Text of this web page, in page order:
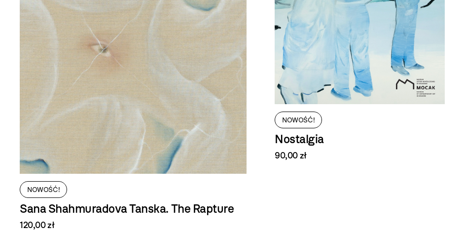
NOWOŚĆ!
Sana Shahmuradova Tanska. The Rapture
120,00 zł
NOWOŚĆ!
Nostalgia
90,00 zł